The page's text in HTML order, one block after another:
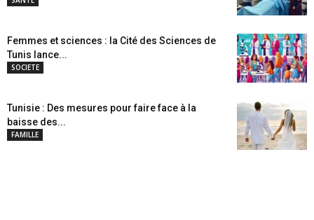
Femmes et sciences : la Cité des Sciences de
Tunis lance...
SOCIETE
Tunisie : Des mesures pour faire face à la
baisse des...
FAMILLE